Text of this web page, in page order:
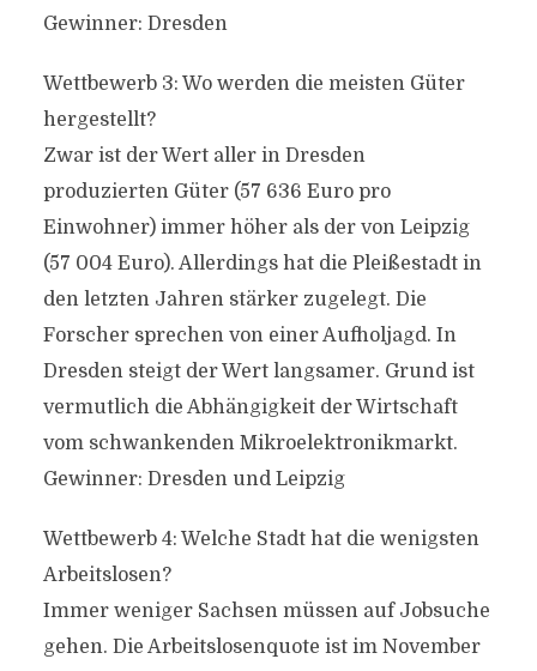
Gewinner: Dresden
Wettbewerb 3: Wo werden die meisten Güter
hergestellt?
Zwar ist der Wert aller in Dresden
produzierten Güter (57 636 Euro pro
Einwohner) immer höher als der von Leipzig
(57 004 Euro). Allerdings hat die Pleißestadt in
den letzten Jahren stärker zugelegt. Die
Forscher sprechen von einer Aufholjagd. In
Dresden steigt der Wert langsamer. Grund ist
vermutlich die Abhängigkeit der Wirtschaft
vom schwankenden Mikroelektronikmarkt.
Gewinner: Dresden und Leipzig
Wettbewerb 4: Welche Stadt hat die wenigsten
Arbeitslosen?
Immer weniger Sachsen müssen auf Jobsuche
gehen. Die Arbeitslosenquote ist im November